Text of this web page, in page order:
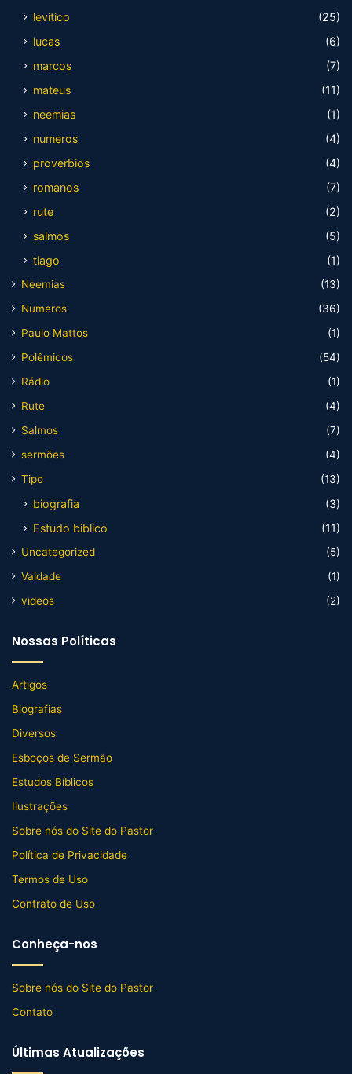
levitico
(25)
lucas
(6)
marcos
(7)
mateus
(11)
neemias
(1)
numeros
(4)
proverbios
(4)
romanos
(7)
rute
(2)
salmos
(5)
tiago
(1)
Neemias
(13)
Numeros
(36)
Paulo Mattos
(1)
Polêmicos
(54)
Rádio
(1)
Rute
(4)
Salmos
(7)
sermões
(4)
Tipo
(13)
biografia
(3)
Estudo biblico
(11)
Uncategorized
(5)
Vaidade
(1)
videos
(2)
Nossas Políticas
Artigos
Biografias
Diversos
Esboços de Sermão
Estudos Bíblicos
Ilustrações
Sobre nós do Site do Pastor
Política de Privacidade
Termos de Uso
Contrato de Uso
Conheça-nos
Sobre nós do Site do Pastor
Contato
Últimas Atualizações